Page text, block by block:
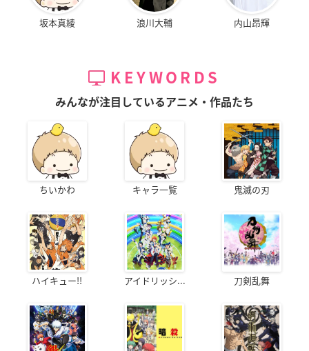
坂本真綾 浪川大輔 内山昂輝
KEYWORDS
みんなが注目しているアニメ・作品たち
ちいかわ キャラ一覧 鬼滅の刃
ハイキュー!! アイドリッシ... 刀剣乱舞